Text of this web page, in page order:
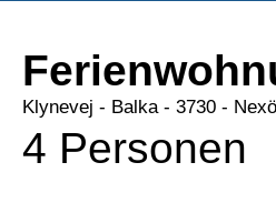
Klynevej - Balka - 3730 - Nexö
4 Personen